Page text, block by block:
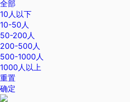
全部
10人以下
10-50人
50-200人
200-500人
500-1000人
1000人以上
重置
确定